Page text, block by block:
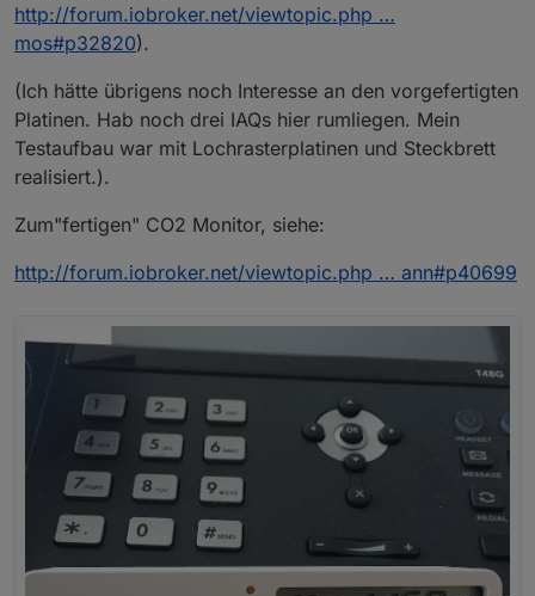
http://forum.iobroker.net/viewtopic.php …
mos#p32820).
(Ich hätte übrigens noch Interesse an den vorgefertigten
Platinen. Hab noch drei IAQs hier rumliegen. Mein
Testaufbau war mit Lochrasterplatinen und Steckbrett
realisiert.).
Zum"fertigen" CO2 Monitor, siehe:
http://forum.iobroker.net/viewtopic.php … ann#p40699